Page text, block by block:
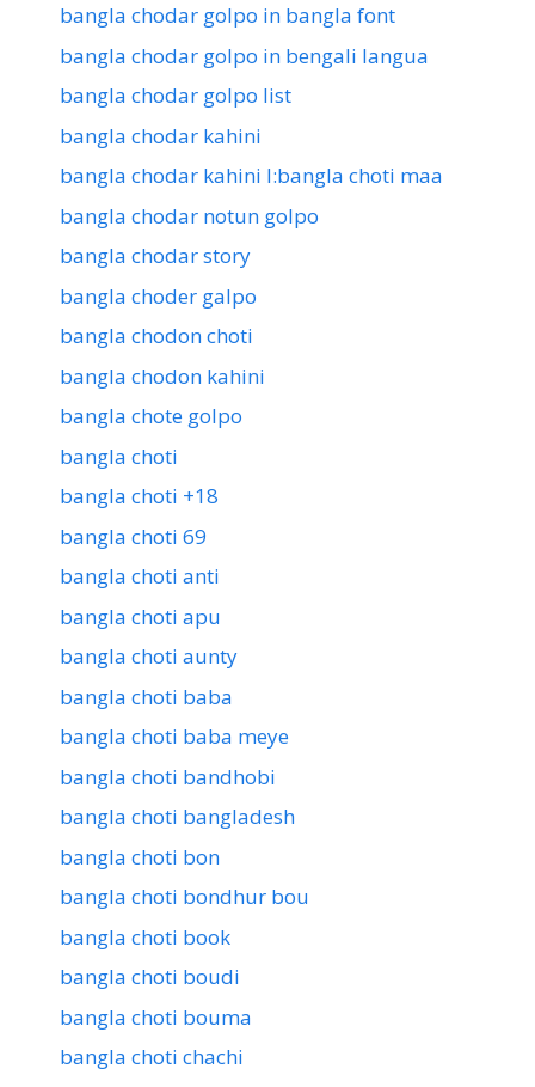
bangla chodar golpo in bangla font
bangla chodar golpo in bengali langua
bangla chodar golpo list
bangla chodar kahini
bangla chodar kahini l:bangla choti maa
bangla chodar notun golpo
bangla chodar story
bangla choder galpo
bangla chodon choti
bangla chodon kahini
bangla chote golpo
bangla choti
bangla choti +18
bangla choti 69
bangla choti anti
bangla choti apu
bangla choti aunty
bangla choti baba
bangla choti baba meye
bangla choti bandhobi
bangla choti bangladesh
bangla choti bon
bangla choti bondhur bou
bangla choti book
bangla choti boudi
bangla choti bouma
bangla choti chachi